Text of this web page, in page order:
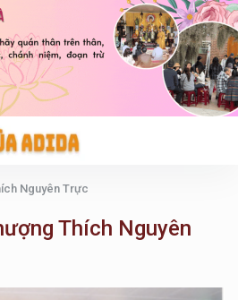
Nguyên Trực
Thích Nguyên